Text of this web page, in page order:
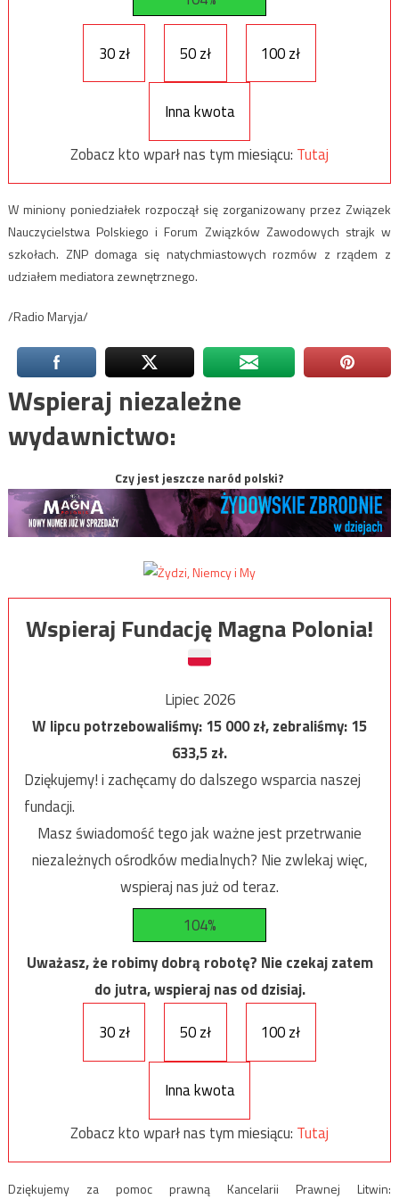
30 zł 50 zł 100 zł
Inna kwota
Zobacz kto wparł nas tym miesiącu: Tutaj
W miniony poniedziałek rozpoczął się zorganizowany przez Związek
Nauczycielstwa Polskiego i Forum Związków Zawodowych strajk w
szkołach. ZNP domaga się natychmiastowych rozmów z rządem z
udziałem mediatora zewnętrznego.
/Radio Maryja/
Wspieraj niezależne
wydawnictwo:
Czy jest jeszcze naród polski?
Wspieraj Fundację Magna Polonia!
Lipiec 2026
W lipcu potrzebowaliśmy:15 000zł, zebraliśmy:15
633,5zł.
Dziękujemy! i zachęcamy do dalszego wsparcia naszej
fundacji.
Masz świadomość tego jak ważne jest przetrwanie
niezależnych ośrodków medialnych? Nie zwlekaj więc,
wspieraj nas już od teraz.
104%
Uważasz, że robimy dobrą robotę? Nie czekaj zatem
do jutra, wspieraj nas od dzisiaj.
30 zł
50 zł 100 zł
Inna kwota
Zobacz kto wparł nas tym miesiącu: Tutaj
Dziękujemy za pomoc prawną Kancelarii Prawnej Litwin: